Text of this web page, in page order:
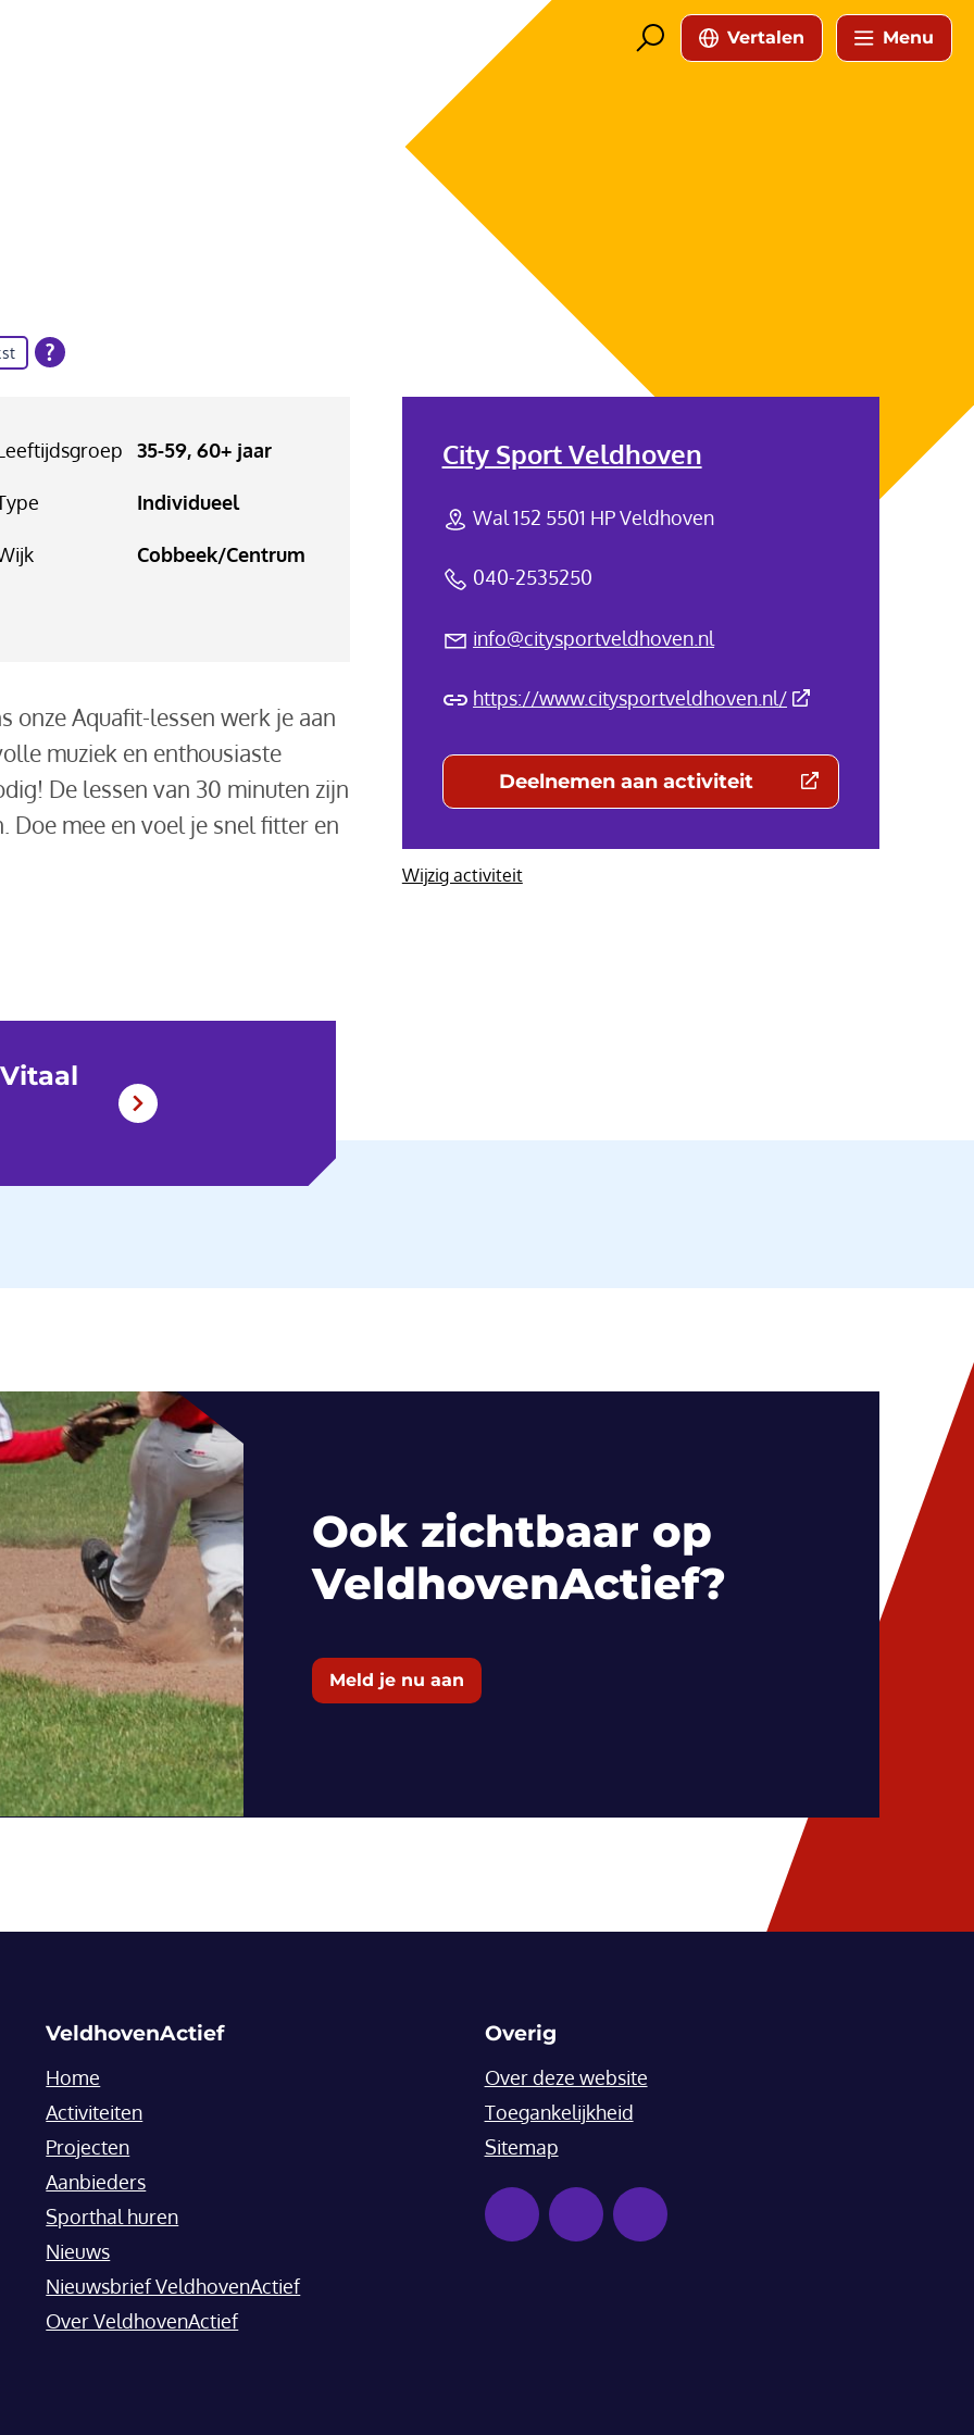
Vertalen Menu
35-59, 60+ jaar
Individueel
Cobbeek/Centrum
onze Aquafit-lessen werk je aan
muziek en enthousiaste
De lessen van 30 minuten zijn
Doe mee en voel je snel fitter en
City Sport Veldhoven
Wal 152 5501 HP Veldhoven
040-2535250
info@citysportveldhoven.nl
https://www.citysportveldhoven.nl/(Deze link gaat naar
Deelnemen aan activiteit
(Deze link gaat naar een externe
Wijzig activiteit
Ook zichtbaar op
VeldhovenActief?
Meld je nu aan
VeldhovenActief
Home
Activiteiten
Projecten
Aanbieders
Sporthal huren
Nieuws
Nieuwsbrief VeldhovenActief
Over VeldhovenActief
Overig
Over deze website
Toegankelijkheid
Sitemap